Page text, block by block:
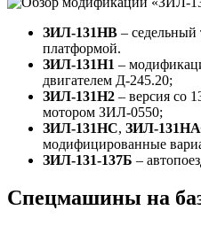
ЗИЛ-131НВ – седельный
платформой.
ЗИЛ-131Н1 –
двигателем Д-245.20;
ЗИЛ-131Н2 – версия со
мотором ЗИЛ-0550;
ЗИЛ-131НС, ЗИЛ-
модифицированные
ЗИЛ-131-137Б –
Спецмашины на